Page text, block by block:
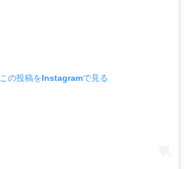
この投稿をInstagramで見る